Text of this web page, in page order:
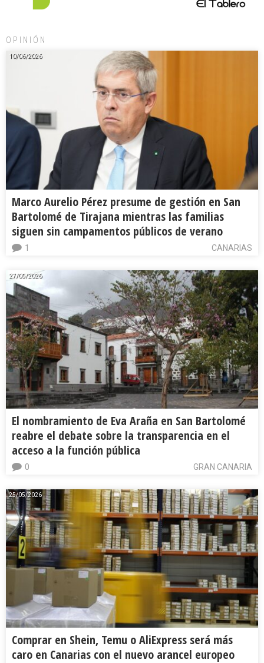
OPINIÓN
10/06/2026
Marco Aurelio Pérez presume de gestión en San
Bartolomé de Tirajana mientras las familias
siguen sin campamentos públicos de verano
CANARIAS
1
27/05/2026
El nombramiento de Eva Araña en San Bartolomé
reabre el debate sobre la transparencia en el
acceso a la función pública
GRAN CANARIA
0
25/05/2026
Comprar en Shein, Temu o AliExpress será más
caro en Canarias con el nuevo arancel europeo